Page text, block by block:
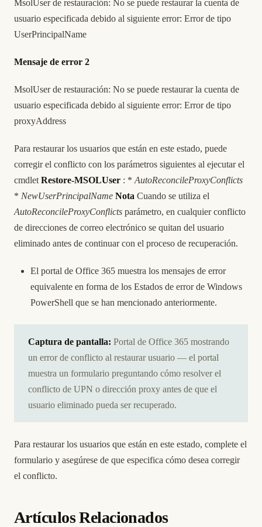
MsolUser de restauración: No se puede restaurar la cuenta de
usuario especificada debido al siguiente error: Error de tipo
UserPrincipalName
Mensaje de error 2
MsolUser de restauración: No se puede restaurar la cuenta de
usuario especificada debido al siguiente error: Error de tipo
proxyAddress
Para restaurar los usuarios que están en este estado, puede
corregir el conflicto con los parámetros siguientes al ejecutar el
cmdlet Restore-MSOLUser : * AutoReconcileProxyConflicts
* NewUserPrincipalName Nota Cuando se utiliza el
AutoReconcileProxyConflicts parámetro, en cualquier conflicto
de direcciones de correo electrónico se quitan del usuario
eliminado antes de continuar con el proceso de recuperación.
El portal de Office 365 muestra los mensajes de error
equivalente en forma de los Estados de error de Windows
PowerShell que se han mencionado anteriormente.
Captura de pantalla: Portal de Office 365 mostrando
un error de conflicto al restaurar usuario — el portal
muestra un formulario preguntando cómo resolver el
conflicto de UPN o dirección proxy antes de que el
usuario eliminado pueda ser recuperado.
Para restaurar los usuarios que están en este estado, complete el
formulario y asegúrese de que especifica cómo desea corregir
el conflicto.
Artículos Relacionados